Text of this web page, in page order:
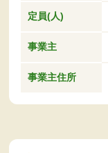
定員(人)
事業主
事業主住所